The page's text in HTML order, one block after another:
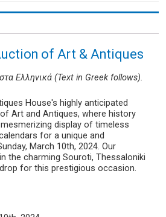
of Art & Antiques
Ελληνικά (Text in Greek follows).
House's highly anticipated
Art and Antiques, where history
display of timeless
for a unique and
March 10th, 2024. Our
the charming Souroti, Thessaloniki
for this prestigious occasion.